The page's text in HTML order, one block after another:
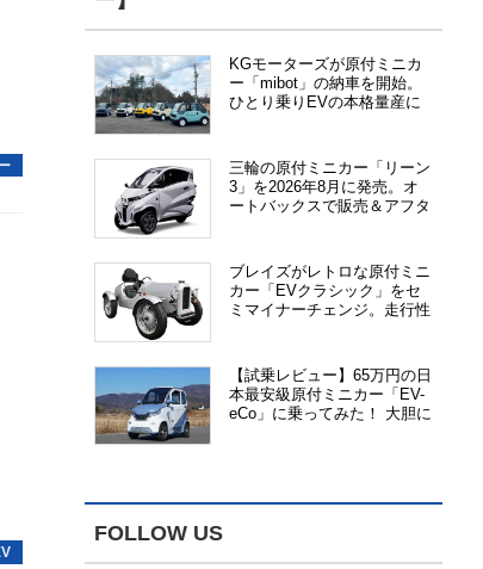
KGモーターズが原付ミニカ
ー「mibot」の納車を開始。
ひとり乗りEVの本格量産に
三輪の原付ミニカー「リーン
3」を2026年8月に発売。オ
ートバックスで販売＆アフタ
ブレイズがレトロな原付ミニ
カー「EVクラシック」をセ
ミマイナーチェンジ。走行性
【試乗レビュー】65万円の日
本最安級原付ミニカー「EV-
eCo」に乗ってみた！ 大胆に
FOLLOW US